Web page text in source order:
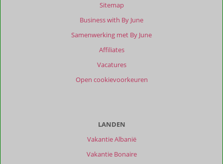
Sitemap
Business with By June
Samenwerking met By June
Affiliates
Vacatures
Open cookievoorkeuren
LANDEN
Vakantie Albanië
Vakantie Bonaire